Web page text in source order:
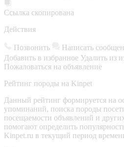
Ссылка скопирована
Действия
Позвонить Написать
Добавить в избранное Удалить из
Пожаловаться на объявление
Рейтинг породы на Kinpet
Данный рейтинг формируется на
упоминаний, поиска породы
посещаемости объявлений и
помогают определить
Kinpet.ru в текущий период